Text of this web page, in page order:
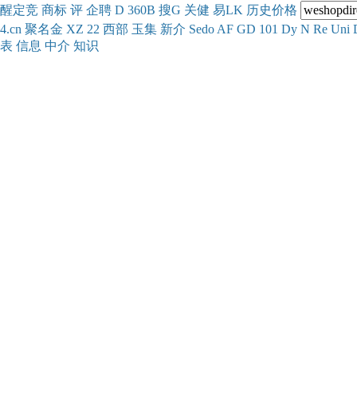
醒定竞 商标 评 企聘 D 360B 搜G 关健 易LK 历史价格
4.cn 聚名金 XZ 22 西部 玉集 新介 Sedo AF GD 101 Dy N Re Uni
表 信息 中介 知识